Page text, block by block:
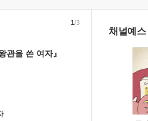
관을 쓴 여자』
1/3
채널예스